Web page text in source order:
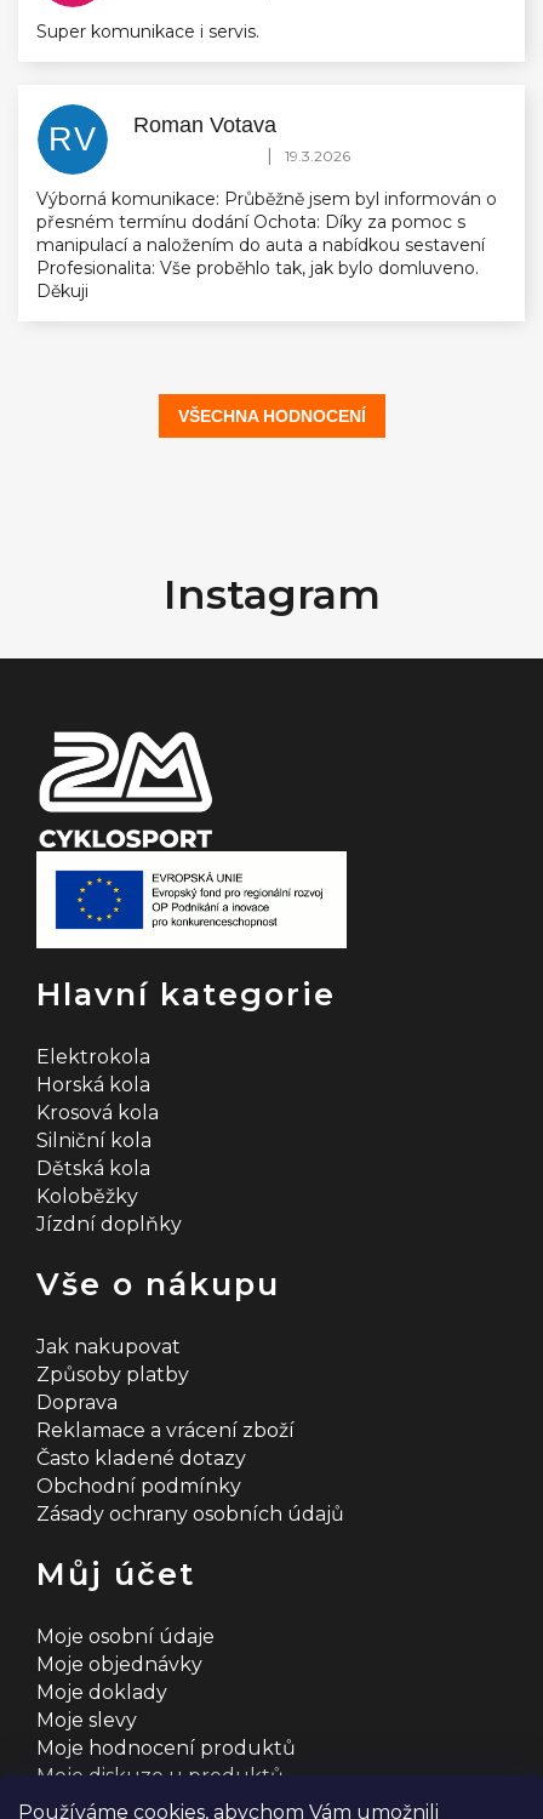
Používáme cookies, abychom Vám umožnili
Super komunikace i servis.
RV Roman Votava
Hodnocení obchodu je 5 z 5 hvězdiček.
| 19.3.2026
Výborná komunikace: Průběžně jsem byl informován o
přesném termínu dodání Ochota: Díky za pomoc s
manipulací a naložením do auta a nabídkou sestavení
Profesionalita: Vše proběhlo tak, jak bylo domluveno.
Děkuji
VŠECHNA HODNOCENÍ
t
Instagram
Hlavní kategorie
Elektrokola
Horská kola
Krosová kola
Silniční kola
Dětská kola
Koloběžky
Jízdní doplňky
Vše o nákupu
Jak nakupovat
Způsoby platby
Doprava
Reklamace a vrácení zboží
Často kladené dotazy
Obchodní podmínky
Zásady ochrany osobních údajů
Můj účet
Moje osobní údaje
Moje objednávky
Moje doklady
Moje slevy
Moje hodnocení produktů
Moje diskuze u produktů